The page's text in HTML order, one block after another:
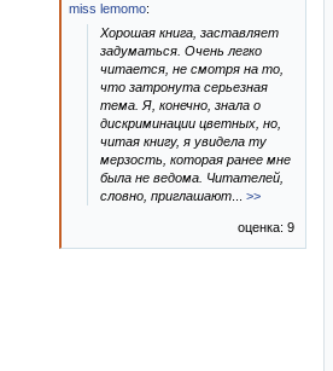
miss lemomo:
Хорошая книга, заставляет
задуматься. Очень легко
читается, не смотря на то,
что затронута серьезная
тема. Я, конечно, знала о
дискриминации цветных, но,
читая книгу, я увидела ту
мерзость, которая ранее мне
была не ведома. Читателей,
словно, приглашают
>>
оценка: 9